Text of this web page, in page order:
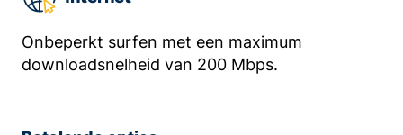
Onbeperkt surfen met een maximum
downloadsnelheid van 200 Mbps.